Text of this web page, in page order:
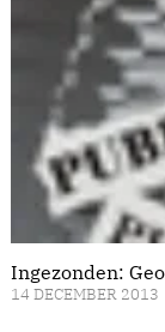
Ingezonden:
14 DECEMBER 2013